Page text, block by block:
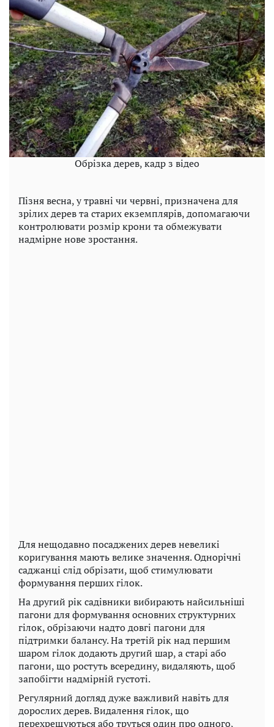
Обрізка дерев, кадр з відео
Пізня весна, у травні чи червні, призначена для
зрілих дерев та старих екземплярів, допомагаючи
контролювати розмір крони та обмежувати
надмірне нове зростання.
Для нещодавно посаджених дерев невеликі
коригування мають велике значення. Однорічні
саджанці слід обрізати, щоб стимулювати
формування перших гілок.
На другий рік садівники вибирають найсильніші
пагони для формування основних структурних
гілок, обрізаючи надто довгі пагони для
підтримки балансу. На третій рік над першим
шаром гілок додають другий шар, а старі або
пагони, що ростуть всередину, видаляють, щоб
запобігти надмірній густоті.
Регулярний догляд дуже важливий навіть для
дорослих дерев. Видалення гілок, що
перехрещуються або труться один про одного,